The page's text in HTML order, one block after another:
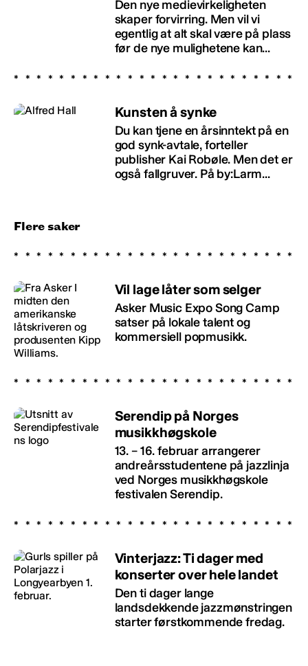
Den nye medievirkeligheten
skaper forvirring. Men vil vi
egentlig at alt skal være på plass
før de nye mulighetene kan...
Kunsten å synke
Du kan tjene en årsinntekt på en
god synk-avtale, forteller
publisher Kai Robøle. Men det er
også fallgruver. På by:Larm...
Flere saker
Vil lage låter som selger
Asker Music Expo Song Camp
satser på lokale talent og
kommersiell popmusikk.
Serendip på Norges
musikkhøgskole
13. – 16. februar arrangerer
andreårsstudentene på jazzlinja
ved Norges musikkhøgskole
festivalen Serendip.
Vinterjazz: Ti dager med
konserter over hele landet
Den ti dager lange
landsdekkende jazzmønstringen
starter førstkommende fredag.